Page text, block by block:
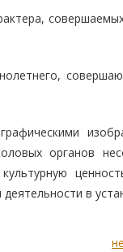
органов
в